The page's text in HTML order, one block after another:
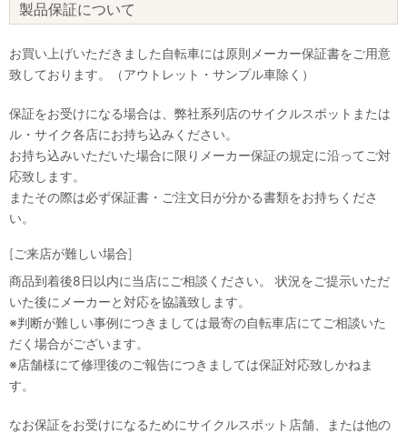
製品保証について
お買い上げいただきました自転車には原則メーカー保証書をご用意
致しております。（アウトレット・サンプル車除く）
保証をお受けになる場合は、弊社系列店のサイクルスポットまたは
ル・サイク各店にお持ち込みください。
お持ち込みいただいた場合に限りメーカー保証の規定に沿ってご対
応致します。
またその際は必ず保証書・ご注文日が分かる書類をお持ちくださ
い。
[ご来店が難しい場合]
商品到着後8日以内に当店にご相談ください。 状況をご提示いただ
いた後にメーカーと対応を協議致します。
※判断が難しい事例につきましては最寄の自転車店にてご相談いた
だく場合がございます。
※店舗様にて修理後のご報告につきましては保証対応致しかねま
す。
なお保証をお受けになるためにサイクルスポット店舗、または他の